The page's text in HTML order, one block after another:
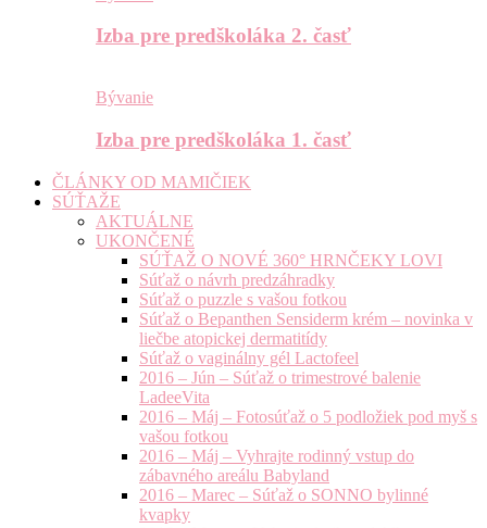
Izba pre predškoláka 2. časť
Bývanie
Izba pre predškoláka 1. časť
ČLÁNKY OD MAMIČIEK
SÚŤAŽE
AKTUÁLNE
UKONČENÉ
SÚŤAŽ O NOVÉ 360° HRNČEKY LOVI
Súťaž o návrh predzáhradky
Súťaž o puzzle s vašou fotkou
Súťaž o Bepanthen Sensiderm krém – novinka v
liečbe atopickej dermatitídy
Súťaž o vaginálny gél Lactofeel
2016 – Jún – Súťaž o trimestrové balenie
LadeeVita
2016 – Máj – Fotosúťaž o 5 podložiek pod myš s
vašou fotkou
2016 – Máj – Vyhrajte rodinný vstup do
zábavného areálu Babyland
2016 – Marec – Súťaž o SONNO bylinné
kvapky